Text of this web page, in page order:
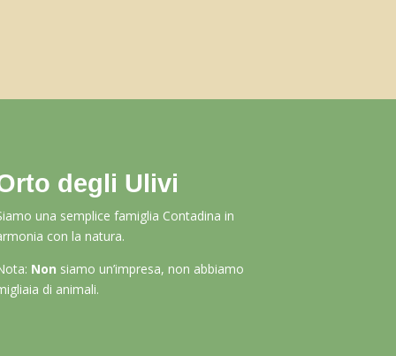
degli Ulivi
una semplice famiglia Contadina in
con la natura.
Non siamo un’impresa, non abbiamo
di animali.